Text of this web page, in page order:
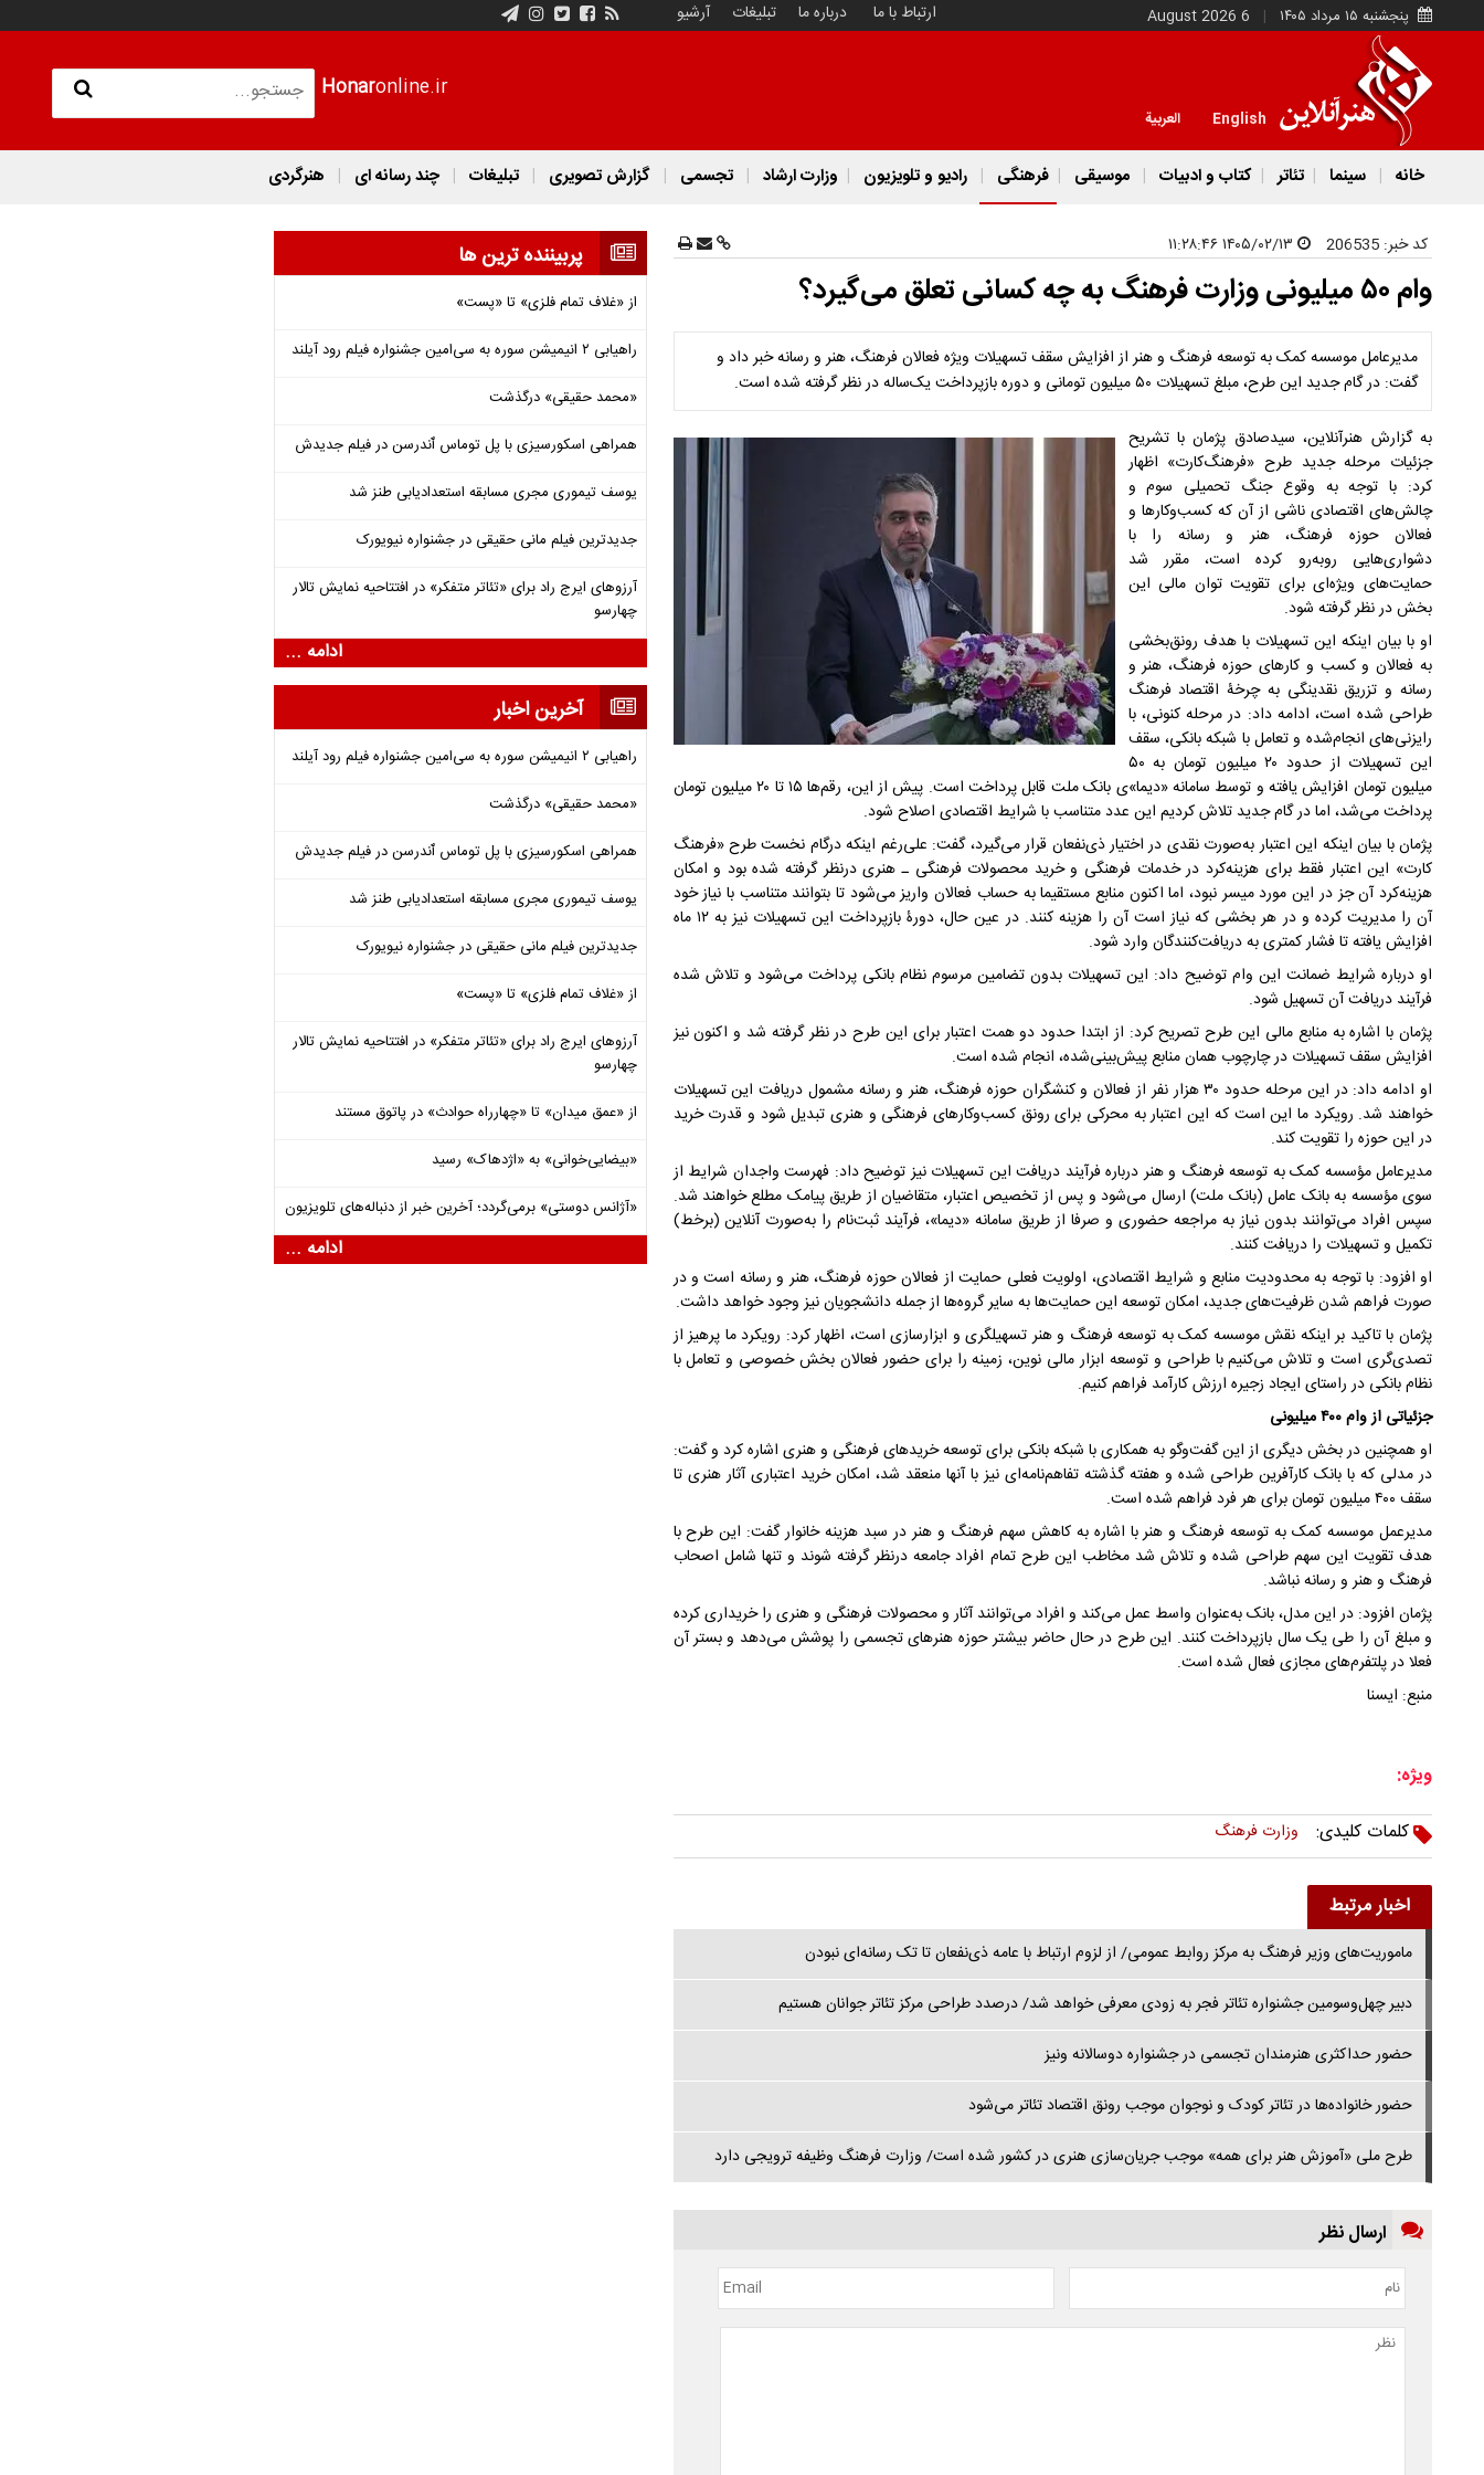
پنجشنبه ۱۵ مرداد ۱۴۰۵ 6 August 2026 ارتباط با ما درباره ما تبلیغات آرشیو
Honaronline.ir
English العربية
خانه سینما تئاتر کتاب و ادبیات موسیقی فرهنگی رادیو و تلویزیون وزارت ارشاد تجسمی گزارش تصویری تبلیغات چند رسانه ای هنرگردی
کد خبر: 206535
وام ۵۰ میلیونی وزارت فرهنگ به چه کسانی تعلق می‌گیرد؟
مدیرعامل موسسه کمک به توسعه فرهنگ و هنر از افزایش سقف تسهیلات ویژه فعالان فرهنگ، هنر و رسانه خبر داد و
گفت: در گام جدید این طرح، مبلغ تسهیلات ۵۰ میلیون تومانی و دوره بازپرداخت یک‌ساله در نظر گرفته شده است.
به گزارش هنرآنلاین، سیدصادق پژمان با تشریح
جزئیات مرحله جدید طرح «فرهنگ‌کارت» اظهار
کرد: با توجه به وقوع جنگ تحمیلی سوم و
چالش‌های اقتصادی ناشی از آن که کسب‌وکارها و
فعالان حوزه فرهنگ، هنر و رسانه را با
دشواری‌هایی روبه‌رو کرده است، مقرر شد
حمایت‌های ویژه‌ای برای تقویت توان مالی این
بخش در نظر گرفته شود.
او با بیان اینکه این تسهیلات با هدف رونق‌بخشی
به فعالان و کسب و کارهای حوزه فرهنگ، هنر و
رسانه و تزریق نقدینگی به چرخۀ اقتصاد فرهنگ
طراحی شده است، ادامه داد: در مرحله کنونی، با
رایزنی‌های انجام‌شده و تعامل با شبکه بانکی، سقف
این تسهیلات از حدود ۲۰ میلیون تومان به ۵۰
میلیون تومان افزایش یافته و توسط سامانه «دیما»ی بانک ملت قابل پرداخت است. پیش از این، رقم‌ها ۱۵ تا ۲۰ میلیون تومان
پرداخت می‌شد، اما در گام جدید تلاش کردیم این عدد متناسب با شرایط اقتصادی اصلاح شود.
پژمان با بیان اینکه این اعتبار به‌صورت نقدی در اختیار ذی‌نفعان قرار می‌گیرد، گفت: علی‌رغم اینکه درگام نخست طرح «فرهنگ
کارت» این اعتبار فقط برای هزینه‌کرد در خدمات فرهنگی و خرید محصولات فرهنگی ـ هنری درنظر گرفته شده بود و امکان
هزینه‌کرد آن جز در این مورد میسر نبود، اما اکنون منابع مستقیما به حساب فعالان واریز می‌شود تا بتوانند متناسب با نیاز خود
آن را مدیریت کرده و در هر بخشی که نیاز است آن را هزینه کنند. در عین حال، دورۀ بازپرداخت این تسهیلات نیز به ۱۲ ماه
افزایش یافته تا فشار کمتری به دریافت‌کنندگان وارد شود.
او درباره شرایط ضمانت این وام توضیح داد: این تسهیلات بدون تضامین مرسوم نظام بانکی پرداخت می‌شود و تلاش شده
فرآیند دریافت آن تسهیل شود.
پژمان با اشاره به منابع مالی این طرح تصریح کرد: از ابتدا حدود دو همت اعتبار برای این طرح در نظر گرفته شد و اکنون نیز
افزایش سقف تسهیلات در چارچوب همان منابع پیش‌بینی‌شده، انجام شده است.
او ادامه داد: در این مرحله حدود ۳۰ هزار نفر از فعالان و کنشگران حوزه فرهنگ، هنر و رسانه مشمول دریافت این تسهیلات
خواهند شد. رویکرد ما این است که این اعتبار به محرکی برای رونق کسب‌وکارهای فرهنگی و هنری تبدیل شود و قدرت خرید
در این حوزه را تقویت کند.
مدیرعامل مؤسسه کمک به توسعه فرهنگ و هنر درباره فرآیند دریافت این تسهیلات نیز توضیح داد: فهرست واجدان شرایط از
سوی مؤسسه به بانک عامل (بانک ملت) ارسال می‌شود و پس از تخصیص اعتبار، متقاضیان از طریق پیامک مطلع خواهند شد.
سپس افراد می‌توانند بدون نیاز به مراجعه حضوری و صرفا از طریق سامانه «دیما»، فرآیند ثبت‌نام را به‌صورت آنلاین (برخط)
تکمیل و تسهیلات را دریافت کنند.
او افزود: با توجه به محدودیت منابع و شرایط اقتصادی، اولویت فعلی حمایت از فعالان حوزه فرهنگ، هنر و رسانه است و در
صورت فراهم شدن ظرفیت‌های جدید، امکان توسعه این حمایت‌ها به سایر گروه‌ها از جمله دانشجویان نیز وجود خواهد داشت.
پژمان با تاکید بر اینکه نقش موسسه کمک به توسعه فرهنگ و هنر تسهیلگری و ابزارسازی است، اظهار کرد: رویکرد ما پرهیز از
تصدی‌گری است و تلاش می‌کنیم با طراحی و توسعه ابزار مالی نوین، زمینه را برای حضور فعالان بخش خصوصی و تعامل با
نظام بانکی در راستای ایجاد زجیره ارزش کارآمد فراهم کنیم.
جزئیاتی از وام ۴۰۰ میلیونی
او همچنین در بخش دیگری از این گفت‌وگو به همکاری با شبکه بانکی برای توسعه خریدهای فرهنگی و هنری اشاره کرد و گفت:
در مدلی که با بانک کارآفرین طراحی شده و هفته گذشته تفاهم‌نامه‌ای نیز با آنها منعقد شد، امکان خرید اعتباری آثار هنری تا
سقف ۴۰۰ میلیون تومان برای هر فرد فراهم شده است.
مدیرعمل موسسه کمک به توسعه فرهنگ و هنر با اشاره به کاهش سهم فرهنگ و هنر در سبد هزینه خانوار گفت: این طرح با
هدف تقویت این سهم طراحی شده و تلاش شد مخاطب این طرح تمام افراد جامعه درنظر گرفته شوند و تنها شامل اصحاب
فرهنگ و هنر و رسانه نباشد.
پژمان افزود: در این مدل، بانک به‌عنوان واسط عمل می‌کند و افراد می‌توانند آثار و محصولات فرهنگی و هنری را خریداری کرده
و مبلغ آن را طی یک سال بازپرداخت کنند. این طرح در حال حاضر بیشتر حوزه هنرهای تجسمی را پوشش می‌دهد و بستر آن
فعلا در پلتفرم‌های مجازی فعال شده است.
منبع: ایسنا
ویژه:
کلمات کلیدی:
وزارت فرهنگ
اخبار مرتبط
ماموریت‌های وزیر فرهنگ به مرکز روابط عمومی/ از لزوم ارتباط با عامه ذی‌نفعان تا تک رسانه‌ای نبودن
دبیر چهل‌وسومین جشنواره تئاتر فجر به زودی معرفی خواهد شد/ درصدد طراحی مرکز تئاتر جوانان هستیم
حضور حداکثری هنرمندان تجسمی در جشنواره دوسالانه ونیز
حضور خانواده‌ها در تئاتر کودک و نوجوان موجب رونق اقتصاد تئاتر می‌شود
طرح ملی «آموزش هنر برای همه» موجب جریان‌سازی هنری در کشور شده است/ وزارت فرهنگ وظیفه ترویجی دارد
ارسال نظر
پربیننده ترین ها
از «غلاف تمام فلزی» تا «پست»
راهیابی ۲ انیمیشن سوره به سی‌امین جشنواره فیلم رود آیلند
«محمد حقیقی» درگذشت
همراهی اسکورسیزی با پل توماس ٱندرسن در فیلم جدیدش
یوسف تیموری مجری مسابقه استعدادیابی طنز شد
جدیدترین فیلم مانی حقیقی در جشنواره نیویورک
آرزوهای ایرج راد برای «تئاتر متفکر» در افتتاحیه نمایش تالار
چهارسو
ادامه ...
آخرین اخبار
راهیابی ۲ انیمیشن سوره به سی‌امین جشنواره فیلم رود آیلند
«محمد حقیقی» درگذشت
همراهی اسکورسیزی با پل توماس ٱندرسن در فیلم جدیدش
یوسف تیموری مجری مسابقه استعدادیابی طنز شد
جدیدترین فیلم مانی حقیقی در جشنواره نیویورک
از «غلاف تمام فلزی» تا «پست»
آرزوهای ایرج راد برای «تئاتر متفکر» در افتتاحیه نمایش تالار
چهارسو
از «عمق میدان» تا «چهارراه حوادث» در پاتوق مستند
«بیضایی‌خوانی» به «اژدهاک» رسید
«آژانس دوستی» برمی‌گردد؛ آخرین خبر از دنباله‌های تلویزیون
ادامه ...